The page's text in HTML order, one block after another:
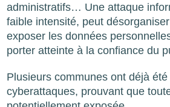
administratifs… Une attaque
faible intensité, peut
exposer les données
porter atteinte à la confiance du
Plusieurs communes ont déjà
cyberattaques, prouvant que